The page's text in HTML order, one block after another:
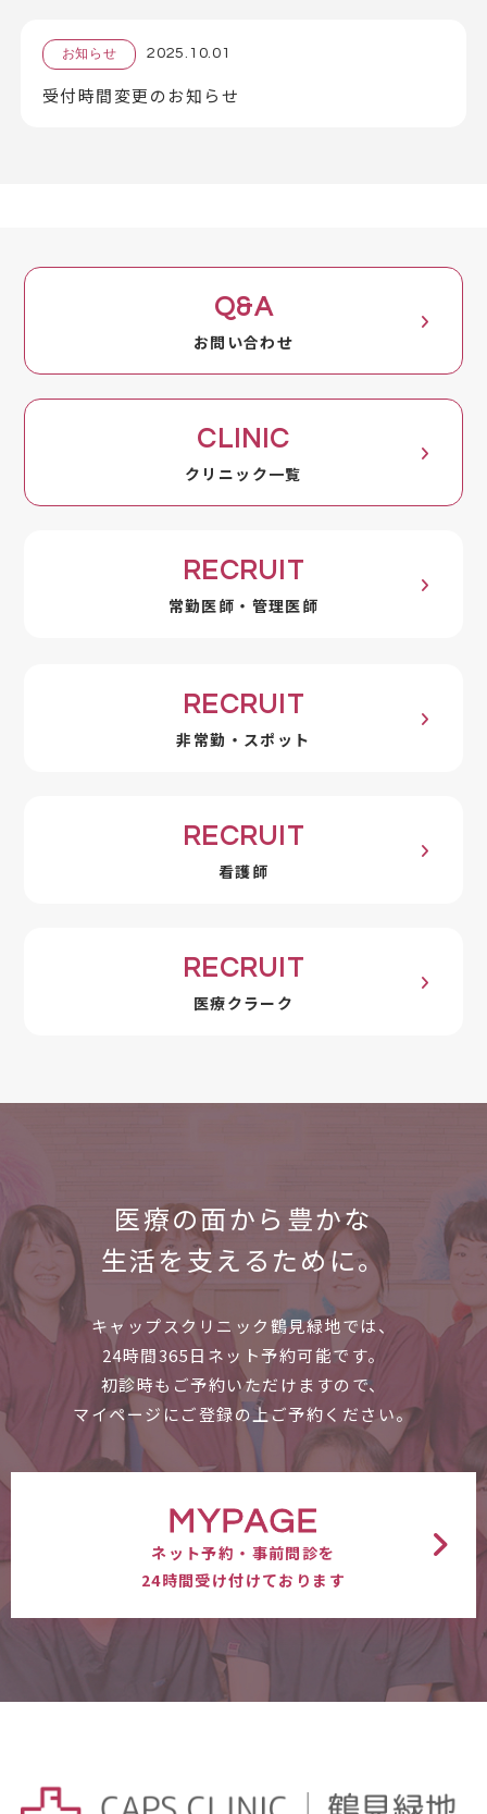
お知らせ 2025.10.01
受付時間変更のお知らせ
Q&A
お問い合わせ
CLINIC
クリニック一覧
RECRUIT
常勤医師・管理医師
RECRUIT
非常勤・スポット
RECRUIT
看護師
RECRUIT
医療クラーク
医療の面から 豊かな
生活を支えるために。
キャップスクリニック鶴見緑地では、
24時間365日ネット予約可能です。
初診時もご予約いただけますので、
マイページにご登録の上ご予約ください。
MYPAGE
ネット予約・事前問診を
24時間受け付けております